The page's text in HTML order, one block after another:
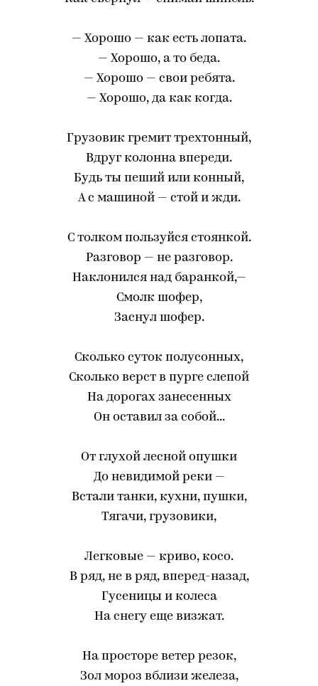
— Хорошо — как есть лопата.
— Хорошо, а то беда.
— Хорошо — свои ребята.
— Хорошо, да как когда.
Грузовик гремит трехтонный,
Вдруг колонна впереди.
Будь ты пеший или конный,
А с машиной — стой и жди.
С толком пользуйся стоянкой.
Разговор — не разговор.
Наклонился над баранкой,—
Смолк шофер,
Заснул шофер.
Сколько суток полусонных,
Сколько верст в пурге слепой
На дорогах занесенных
Он оставил за собой...
От глухой лесной опушки
До невидимой реки —
Встали танки, кухни, пушки,
Тягачи, грузовики,
Легковые — криво, косо.
В ряд, не в ряд, вперед-назад,
Гусеницы и колеса
На снегу еще визжат.
На просторе ветер резок,
Зол мороз вблизи железа,